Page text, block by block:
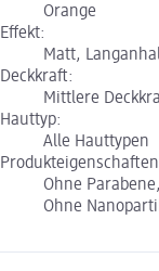
Orange
Effekt:
Matt,
Deckkraft:
Mittlere
Hauttyp:
Alle Hauttypen
Ohne
Ohne